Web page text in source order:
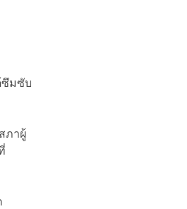
ซึมซับ
ภาผู้